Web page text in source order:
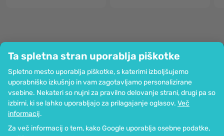
Ta spletna stran uporablja piškotke
Spletno mesto uporablja piškotke, s katerimi izboljšujemo
uporabniško izkušnjo in vam zagotavljamo personalizirane
vsebine. Nekateri so nujni za pravilno delovanje strani, drugi pa so
izbirni, ki se lahko uporabljajo za prilagajanje oglasov. Več
informacij.
Za več informacij o tem, kako Google uporablja osebne podatke,
Podjetje
Informacije
Pridružite se nam
Pomoč in naročila